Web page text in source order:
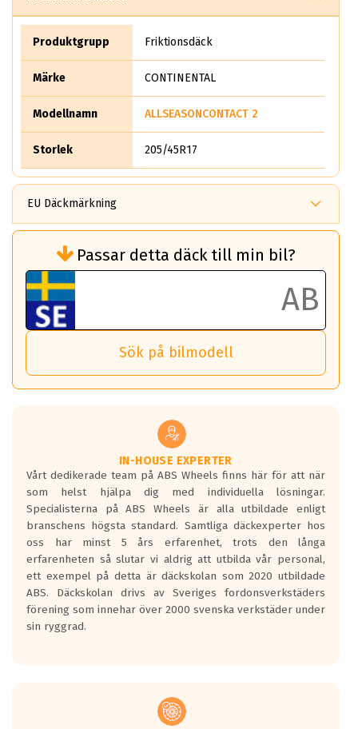
Produktgrupp Friktionsdäck
Märke CONTINENTAL
Modellnamn ALLSEASONCONTACT 2
Storlek 205/45R17
EU Däckmärkning
bränsleförbrukningen)
Det ska vara en betygsskala från klass A
till G för rullmotstånd.
Ett klass A däck kommer ha 6,5% bättre
bränsleförbrukning än ett klass G däck.
Det betyder att om man kör 10,000 km,
så sparar man 50 liter bränsle med ett
vilken körstil du använder.
Våtgrepp egenskaper:
Betygsskalan är satt A till F. Där A påvisar
den kortaste bromssträckan och F är den
längsta.
Inga D eller G betyg delas ut för
personbilar och lätta lastbilar.
Betyget sätts efter ett test där däcken
skall bromsa in på en väg där det ligger
0.5-1.5 mm vatten.
I 80km/h kommer skillnaden på
Vid körning i över 50km/h brukar
Passar detta däck till min bil?
Sök på bilmodell
IN-HOUSE EXPERTER
Vårt dedikerade team på ABS Wheels finns här för att när
som helst hjälpa dig med individuella lösningar.
Specialisterna på ABS Wheels är alla utbildade enligt
branschens högsta standard. Samtliga däckexperter hos
oss har minst 5 års erfarenhet, trots den långa
erfarenheten så slutar vi aldrig att utbilda vår personal,
ett exempel på detta är däckskolan som 2020 utbildade
ABS. Däckskolan drivs av Sveriges fordonsverkstäders
förening som innehar över 2000 svenska verkstäder under
sin ryggrad.